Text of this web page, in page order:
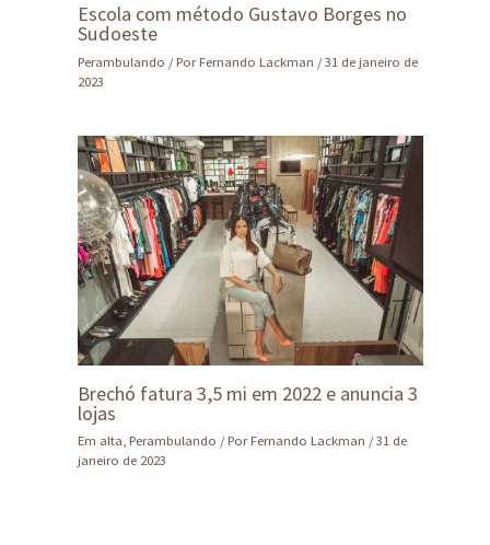
Escola com método Gustavo Borges no
Sudoeste
Perambulando / PorFernando Lackman /31 de janeiro de
2023
Brechó fatura 3,5 mi em 2022 e anuncia 3
lojas
Em alta Perambulando / PorFernando Lackman /31 de
janeiro de 2023